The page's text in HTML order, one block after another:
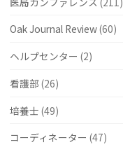
Oak Journal Review(60)
ヘルプセンター (2)
看護部 (26)
培養士 (49)
コーディネーター (47)